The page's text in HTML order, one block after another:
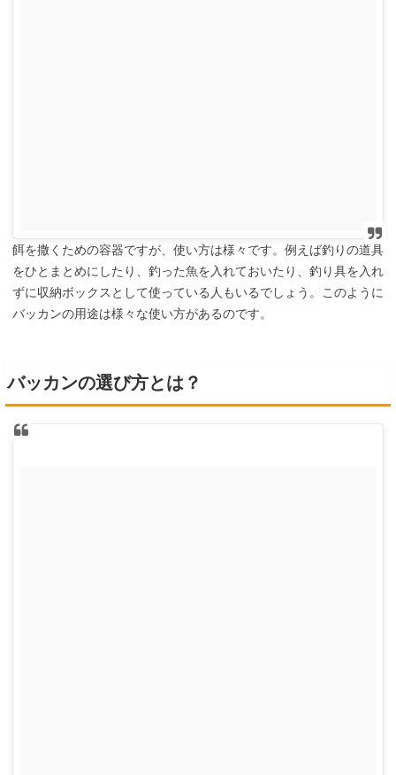
餌を撒くための容器ですが、使い方は様々です。例えば釣りの道具
をひとまとめにしたり、釣った魚を入れておいたり、釣り具を入れ
ずに収納ボックスとして使っている人もいるでしょう。このように
バッカンの用途は様々な使い方があるのです。
バッカンの選び方とは？